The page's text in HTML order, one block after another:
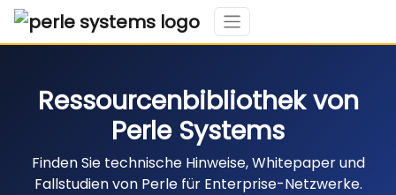
Ressourcenbibliothek von
Perle Systems
Finden Sie technische Hinweise, Whitepaper und
Fallstudien von Perle für Enterprise-Netzwerke.